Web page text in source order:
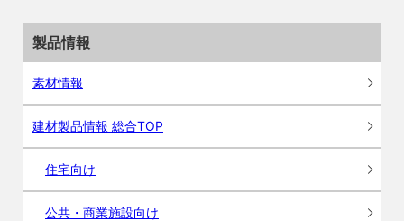
製品情報
素材情報
建材製品情報 総合TOP
住宅向け
公共・商業施設向け